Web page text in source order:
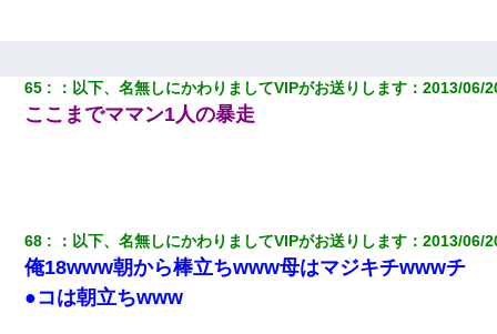
65 ： 以下、名無しにかわりましてVIPがお送りします ：2013/06/
ここまでママン1人の暴走
68 ： 以下、名無しにかわりましてVIPがお送りします ：2013/06/
俺18www朝から棒立ちwww母はマジキチwwwチ
●コは朝立ちwww